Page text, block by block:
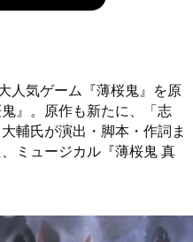
人気ゲーム『薄桜鬼』を原
』。原作も新たに、「志
輔氏が演出・脚本・作詞ま
ミュージカル『薄桜鬼 真